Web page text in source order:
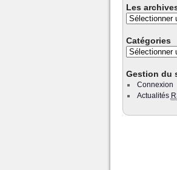
Les
Catégories
Gestion du
Connexion
Actualités